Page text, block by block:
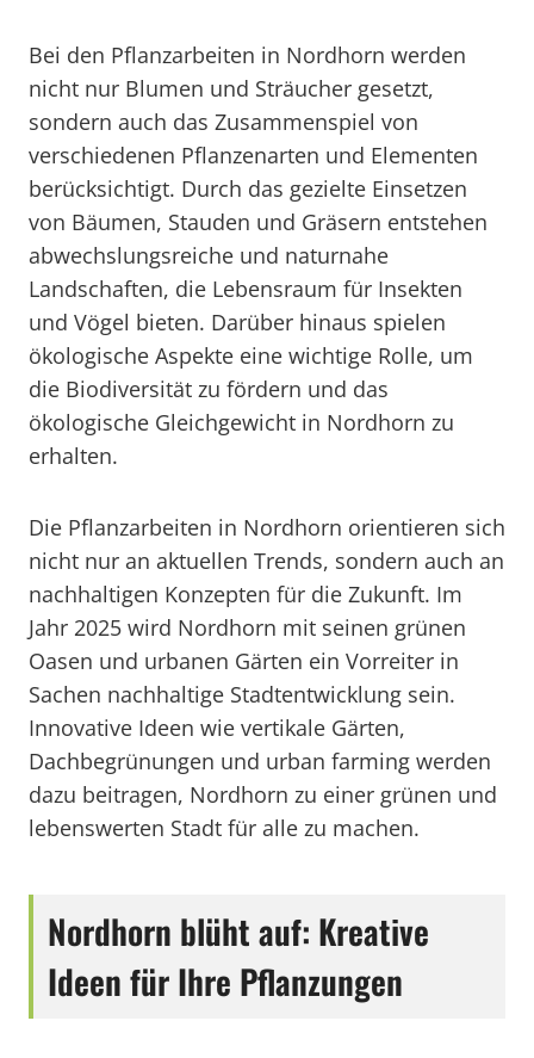
Bei den Pflanzarbeiten in Nordhorn werden
nicht nur Blumen und Sträucher gesetzt,
sondern auch das Zusammenspiel von
verschiedenen Pflanzenarten und Elementen
berücksichtigt. Durch das gezielte Einsetzen
von Bäumen, Stauden und Gräsern entstehen
abwechslungsreiche und naturnahe
Landschaften, die Lebensraum für Insekten
und Vögel bieten. Darüber hinaus spielen
ökologische Aspekte eine wichtige Rolle, um
die Biodiversität zu fördern und das
ökologische Gleichgewicht in Nordhorn zu
erhalten.
Die Pflanzarbeiten in Nordhorn orientieren sich
nicht nur an aktuellen Trends, sondern auch an
nachhaltigen Konzepten für die Zukunft. Im
Jahr 2025 wird Nordhorn mit seinen grünen
Oasen und urbanen Gärten ein Vorreiter in
Sachen nachhaltige Stadtentwicklung sein.
Innovative Ideen wie vertikale Gärten,
Dachbegrünungen und urban farming werden
dazu beitragen, Nordhorn zu einer grünen und
lebenswerten Stadt für alle zu machen.
Nordhorn blüht auf: Kreative
Ideen für Ihre Pflanzungen